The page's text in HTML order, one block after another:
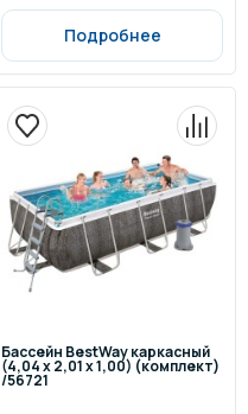
Подробнее
Бассейн BestWay каркасный
(4,04 x 2,01 х 1,00) (комплект)
/56721